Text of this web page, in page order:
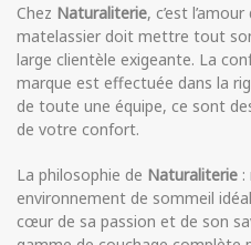
Chez Naturaliterie, c’est
matelassier doit mettre tout
large clientèle exigeante. La
marque est effectuée dans la
de toute une équipe, ce sont
de votre confort.
La philosophie de Naturaliterie :
environnement de sommeil
cœur de sa passion et de son